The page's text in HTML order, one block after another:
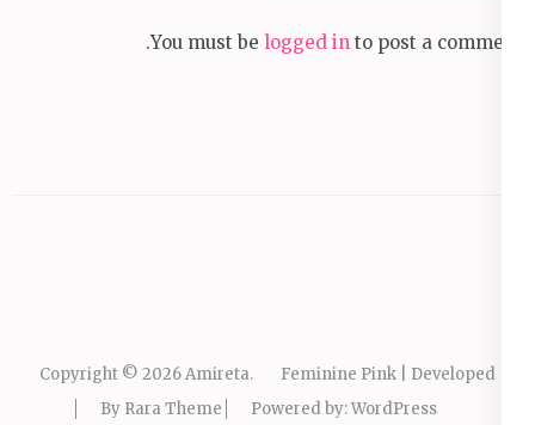
You must be logged in to post a comment.
Copyright © 2026Amireta.
Feminine Pink | Developed
By Rara Theme Powered by:WordPress